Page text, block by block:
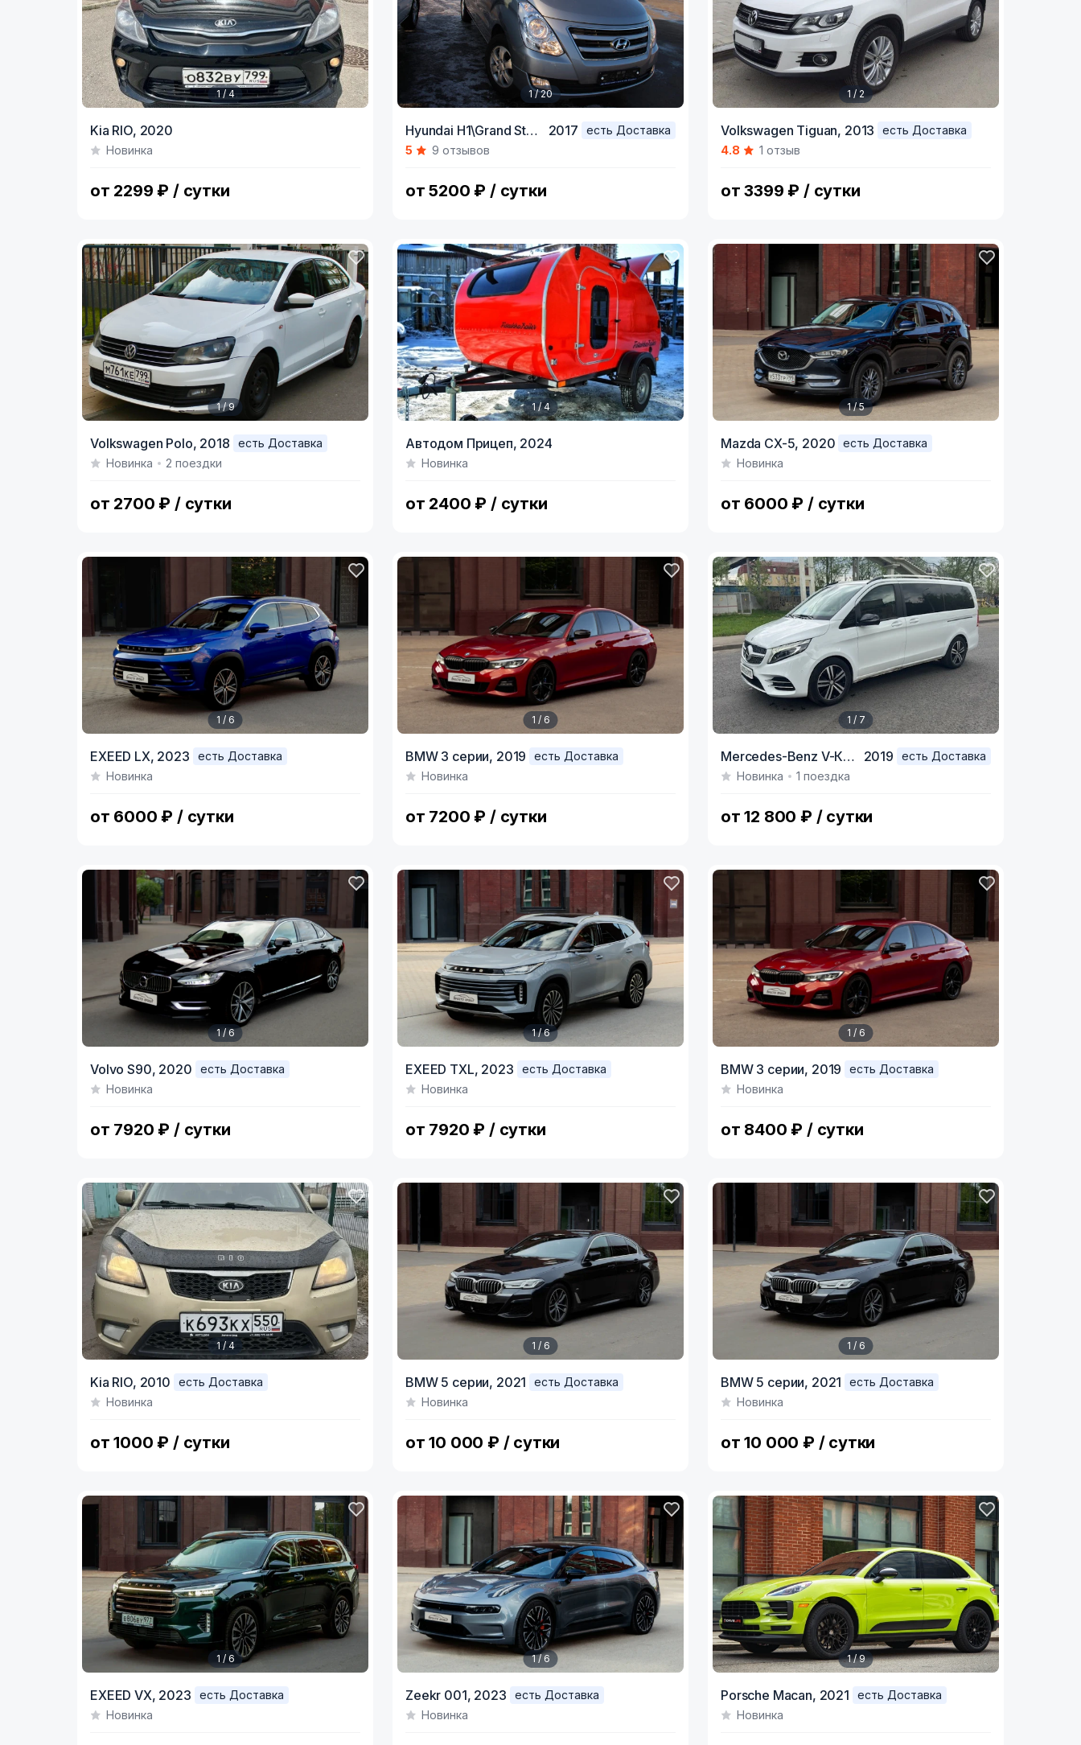
of
1 / 4
Kia RIO, 2020
Новинка
от 2299 ₽ / сутки
of
1 / 20
Hyundai H1\Grand Starex, 2017
есть Доставка
5
9 отзывов
от 5200 ₽ / сутки
of
1 / 2
Volkswagen Tiguan, 2013
есть Доставка
4.8
1 отзыв
от 3399 ₽ / сутки
of
1 / 9
Volkswagen Polo, 2018
есть Доставка
Новинка
2 поездки
от 2700 ₽ / сутки
of
1 / 4
Автодом Прицеп, 2024
Новинка
от 2400 ₽ / сутки
of
1 / 5
Mazda CX-5, 2020
есть Доставка
Новинка
от 6000 ₽ / сутки
of
1 / 6
EXEED LX, 2023
есть Доставка
Новинка
от 6000 ₽ / сутки
of
1 / 6
BMW 3 серии, 2019
есть Доставка
Новинка
от 7200 ₽ / сутки
of
1 / 7
Mercedes-Benz V-Класс, 2019
есть Доставка
Новинка
1 поездка
от 12 800 ₽ / сутки
of
1 / 6
Volvo S90, 2020
есть Доставка
Новинка
от 7920 ₽ / сутки
of
1 / 6
EXEED TXL, 2023
есть Доставка
Новинка
от 7920 ₽ / сутки
of
1 / 6
BMW 3 серии, 2019
есть Доставка
Новинка
от 8400 ₽ / сутки
of
1 / 4
Kia RIO, 2010
есть Доставка
Новинка
от 1000 ₽ / сутки
of
1 / 6
BMW 5 серии, 2021
есть Доставка
Новинка
от 10 000 ₽ / сутки
of
1 / 6
BMW 5 серии, 2021
есть Доставка
Новинка
от 10 000 ₽ / сутки
of
1 / 6
EXEED VX, 2023
есть Доставка
Новинка
of
1 / 6
Zeekr 001, 2023
есть Доставка
Новинка
of
1 / 9
Porsche Macan, 2021
есть Доставка
Новинка